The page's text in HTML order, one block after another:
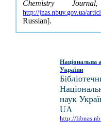
Chemistry Journal
http://jnas.nbuv.gov.ua/
Russian].
Національна
України
наук
UA
http://